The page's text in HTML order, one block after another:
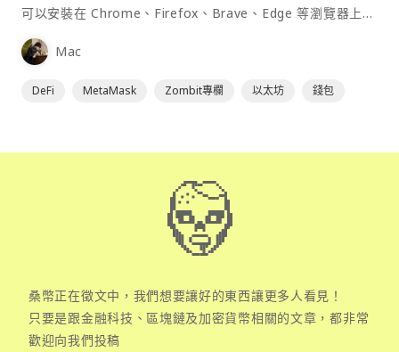
可以安裝在 Chrome、Firefox、Brave、Edge 等瀏覽器上作
為插件使用，具備許多功能且使用上非常方便。
Mac
DeFi MetaMask Zombit專欄 以太坊 錢包
桑幣正在徵文中，我們想要讓好的東西讓更多人看見！
只要是跟金融科技、區塊鏈及加密貨幣相關的文章，都非常
歡迎向我們投稿